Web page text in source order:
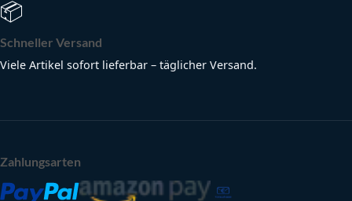
📦
Schneller Versand
Viele Artikel sofort lieferbar – täglicher Versand.
Zahlungsarten